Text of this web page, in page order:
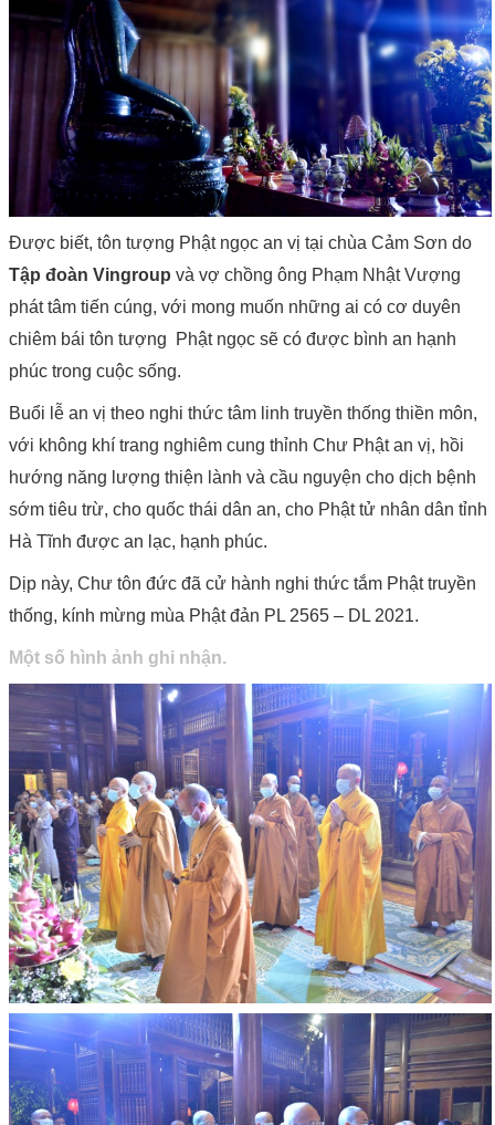
Được biết, tôn tượng Phật ngọc an vị tại chùa Cảm Sơn do
Tập đoàn Vingroup và vợ chồng ông Phạm Nhật Vượng
phát tâm tiến cúng, với mong muốn những ai có cơ duyên
chiêm bái tôn tượng Phật ngọc sẽ có được bình an hạnh
phúc trong cuộc sống.
Buổi lễ an vị theo nghi thức tâm linh truyền thống thiền môn,
với không khí trang nghiêm cung thỉnh Chư Phật an vị, hồi
hướng năng lượng thiện lành và cầu nguyện cho dịch bệnh
sớm tiêu trừ, cho quốc thái dân an, cho Phật tử nhân dân tỉnh
Hà Tĩnh được an lạc, hạnh phúc.
Dịp này, Chư tôn đức đã cử hành nghi thức tắm Phật truyền
thống, kính mừng mùa Phật đản PL 2565 – DL 2021.
Một số hình ảnh ghi nhận.